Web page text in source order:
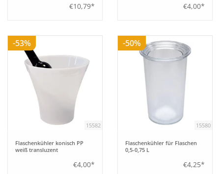
€10,79* €4,00*
-53%
15582
Flaschenkühler konisch PP
weiß transluzent
€4,00*
-50%
15580
Flaschenkühler für Flaschen
0,5-0,75 L
€4,25*